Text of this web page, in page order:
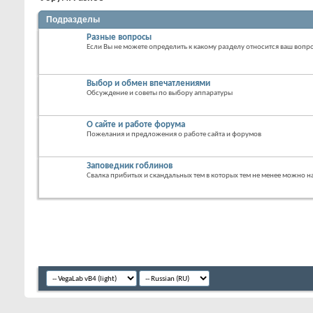
Подразделы
Разные вопросы
Если Вы не можете определить к какому разделу относится ваш
Выбор и обмен впечатлениями
Обсуждение и советы по выбору аппаратуры
О сайте и работе форума
Пожелания и предложения о работе сайта и форумов
Заповедник гоблинов
Свалка прибитых и скандальных тем в которых тем не менее можно